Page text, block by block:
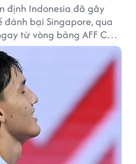
định Indonesia đã gây
bại Singapore, qua
từ vòng bảng AFF Cup